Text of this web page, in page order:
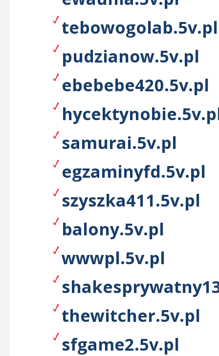
tebowogolab.5v.pl
pudzianow.5v.pl
ebebebe420.5v.pl
samurai.5v.pl
egzaminyfd.5v.pl
szyszka411.5v.pl
balony.5v.pl
wwwpl.5v.pl
thewitcher.5v.pl
sfgame2.5v.pl